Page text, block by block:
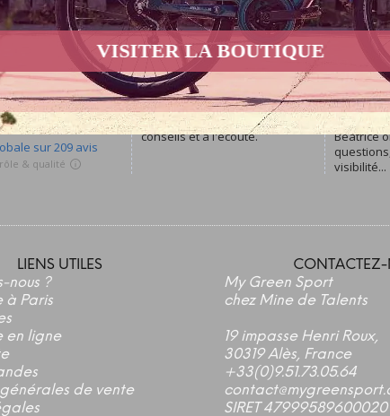
*sur certains articles
LIENS UTILES
nous ?
à Paris
en ligne
de vente
My Green Sport
chez Mine de Talents
19 impasse Henri Roux,
30319 Alès, France
+33(0)9.51.73.05.64
SIRET
VISITER LA BOUTIQUE